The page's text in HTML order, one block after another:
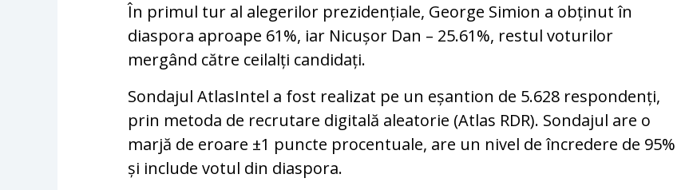
În primul tur al alegerilor prezidențiale, George Simion a obținut în
diaspora aproape 61%, iar Nicușor Dan – 25.61%, restul voturilor
mergând către ceilalți candidați.
Sondajul AtlasIntel a fost realizat pe un eșantion de 5.628 respondenți,
prin metoda de recrutare digitală aleatorie (Atlas RDR). Sondajul are o
marjă de eroare ±1 puncte procentuale, are un nivel de încredere de 95%
și include votul din diaspora.